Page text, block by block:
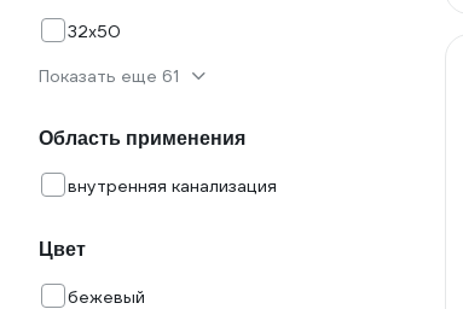
32х50
Показать еще 61
Область применения
внутренняя канализация
Цвет
бежевый